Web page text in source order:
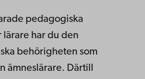
pedagogiska
lärare har du den
behörigheten som
ämneslärare. Därtill